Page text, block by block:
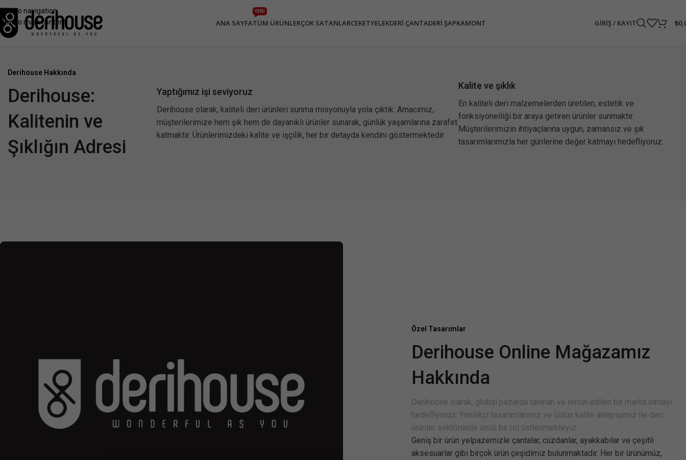
Skip to navigation
Skip to main content
ANA SAYFATÜM ÜRÜNLER
YENİ
ÇOK SATANLARCEKETYELEKDERI ÇANTADERI ŞAPKAMONT GIRIŞ / KAYIT ₺
Derihouse Hakkında
Derihouse:
Kalitenin ve
Şıklığın Adresi
Yaptığımız işi seviyoruz
Derihouse olarak, kaliteli deri ürünleri sunma misyonuyla yola çıktık. Amacımız,
müşterilerimize hem şık hem de dayanıklı ürünler sunarak, günlük yaşamlarına zarafet
katmaktır. Ürünlerimizdeki kalite ve işçilik, her bir detayda kendini göstermektedir.
Kalite ve şıklık
En kaliteli deri malzemelerden üretilen, estetik ve
fonksiyonelliği bir araya getiren ürünler sunmaktır.
Müşterilerimizin ihtiyaçlarına uygun, zamansız ve şık
tasarımlarımızla her günlerine değer katmayı hedefliyoruz.
Özel Tasarımlar
Derihouse Online Mağazamız
Hakkında
Derihouse olarak, global pazarda tanınan ve tercih edilen bir marka olmayı
hedefliyoruz. Yenilikçi tasarımlarımız ve üstün kalite anlayışımız ile deri
ürünler sektöründe öncü bir rol üstlenmekteyiz.
Geniş bir ürün yelpazemizle çantalar, cüzdanlar, ayakkabılar ve çeşitli
aksesuarlar gibi birçok ürün çeşidimiz bulunmaktadır. Her bir ürünümüz,